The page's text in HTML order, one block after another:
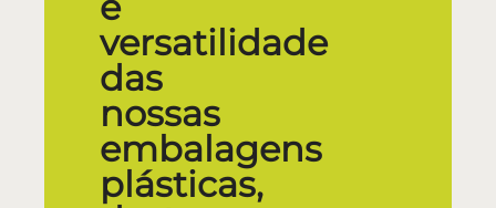
versatilidade
das
nossas
embalagens
plásticas,